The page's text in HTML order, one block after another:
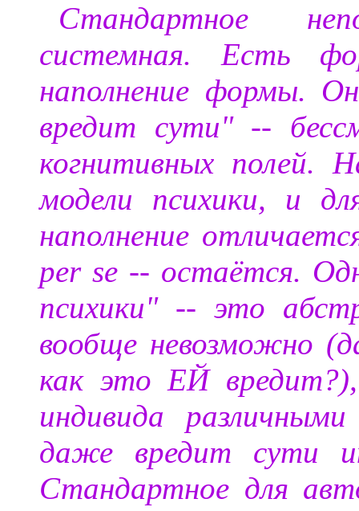
Стандартное
системная. Есть
наполнение формы.
вредит сути" --
когнитивных полей.
модели психики, и
наполнение
per se -- остаётся.
психики" -- это
вообще невозможно
как это ЕЙ
индивида
даже вредит сути
Стандартное для